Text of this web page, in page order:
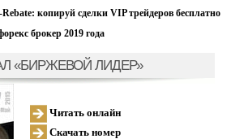
копируй сделки VIP трейдеров бесплатно
брокер 2019 года
«БИРЖЕВОЙ ЛИДЕР»
Читать онлайн
Скачать номер